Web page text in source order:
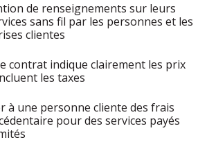
de renseignements sur leurs
sans fil par les personnes et les
clientes
contrat indique clairement les prix
les taxes
à une personne cliente des frais
pour des services payés